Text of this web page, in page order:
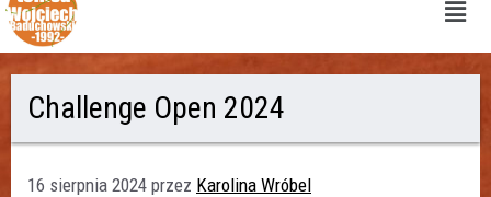
Challenge Open 2024
16 sierpnia 2024 przez Karolina Wróbel